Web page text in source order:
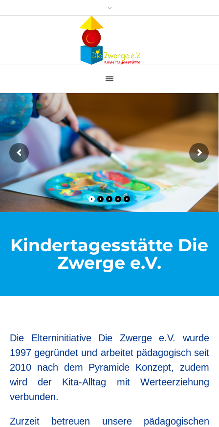
Kindertagesstätte Die
Zwerge e.V.
Die Elterninitiative Die Zwerge e.V. wurde
1997 gegründet und arbeitet pädagogisch seit
2010 nach dem Pyramide Konzept, zudem
wird der Kita-Alltag mit Werteerziehung
verbunden.
Zurzeit betreuen unsere pädagogischen